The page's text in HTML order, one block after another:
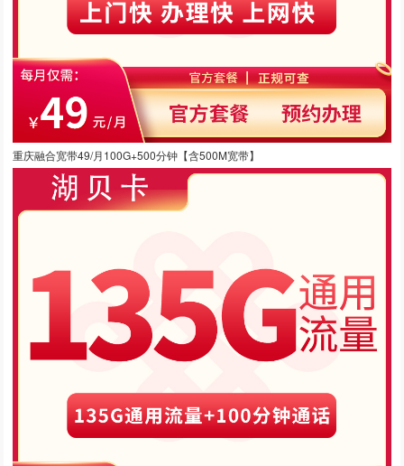
重庆融合宽带49/月100G+500分钟【含500M宽带】